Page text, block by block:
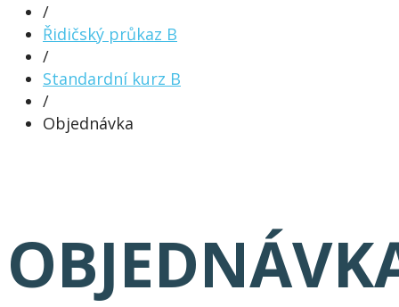
/
Řidičský průkaz B
/
Standardní kurz B
/
Objednávka